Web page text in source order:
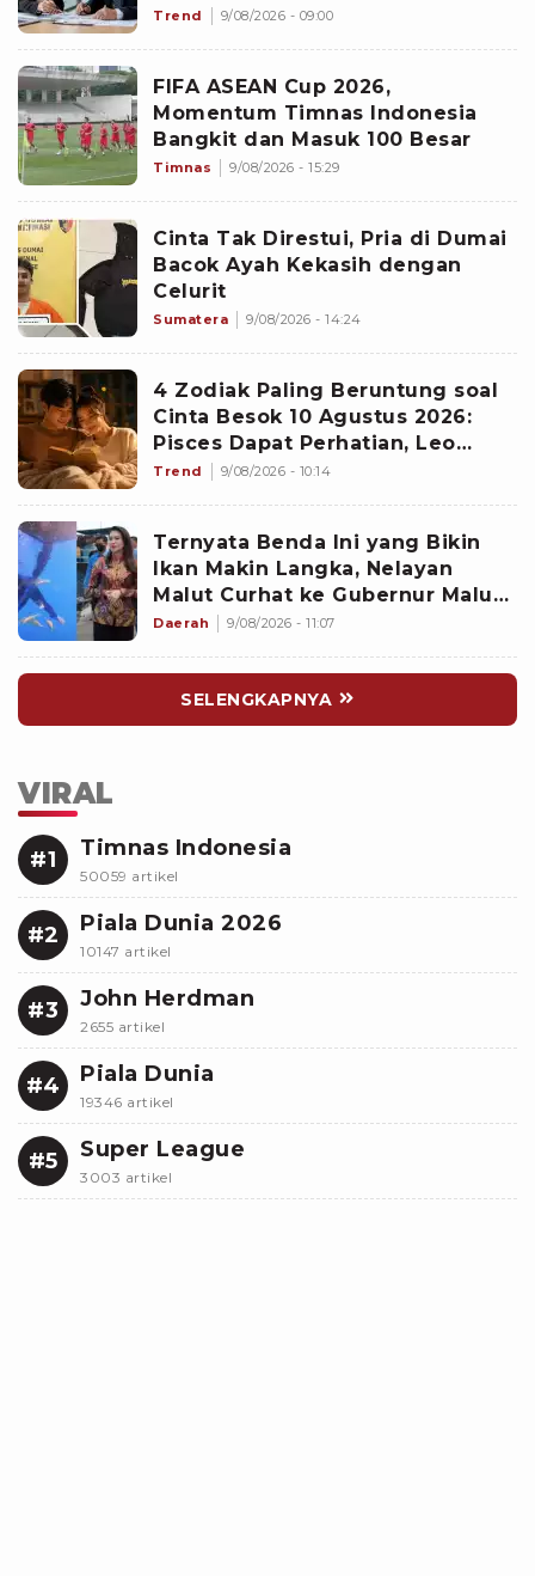
Makin Diperhitungkan
Trend 9/08/2026 - 09:00
FIFA ASEAN Cup 2026,
Momentum Timnas Indonesia
Bangkit dan Masuk 100 Besar
Timnas 9/08/2026 - 15:29
Cinta Tak Direstui, Pria di Dumai
Bacok Ayah Kekasih dengan
Celurit
Sumatera 9/08/2026 - 14:24
4 Zodiak Paling Beruntung soal
Cinta Besok 10 Agustus 2026:
Pisces Dapat Perhatian, Leo
Makin Dekat dengan Si Dia
Trend 9/08/2026 - 10:14
Ternyata Benda Ini yang Bikin
Ikan Makin Langka, Nelayan
Malut Curhat ke Gubernur Malut
Sherly Tjoanda soal Rumpon
Daerah 9/08/2026 - 11:07
SELENGKAPNYA
VIRAL
#1 Timnas Indonesia
50059 artikel
#2 Piala Dunia 2026
10147 artikel
#3 John Herdman
2655 artikel
#4 Piala Dunia
19346 artikel
#5 Super League
3003 artikel